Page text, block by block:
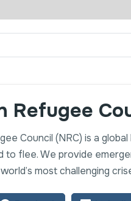
Refugee
Council (NRC) is a
to flee. We provide
most challenging